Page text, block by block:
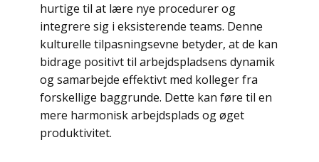
hurtige til at lære nye procedurer og
integrere sig i eksisterende teams. Denne
kulturelle tilpasningsevne betyder, at de kan
bidrage positivt til arbejdspladsens dynamik
og samarbejde effektivt med kolleger fra
forskellige baggrunde. Dette kan føre til en
mere harmonisk arbejdsplads og øget
produktivitet.